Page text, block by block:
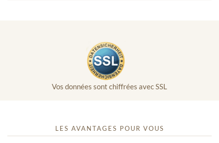
Vos données sont chiffrées avec SSL
LES AVANTAGES POUR VOUS